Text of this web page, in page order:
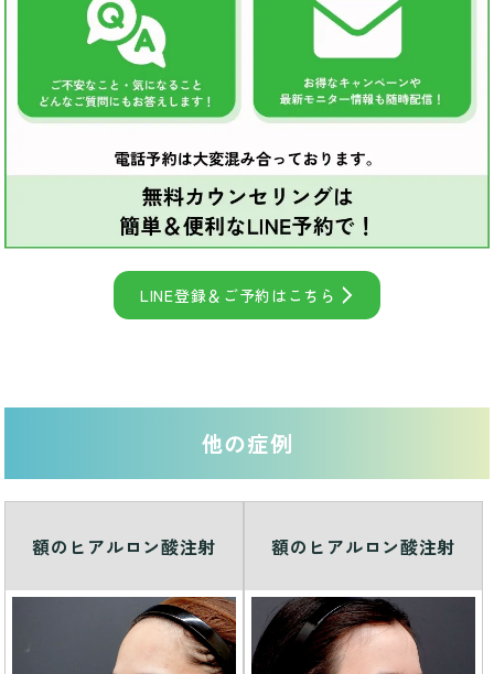
LINE登録＆ご予約はこちら
他の症例
額のヒアルロン酸注射 額のヒアルロン酸注射